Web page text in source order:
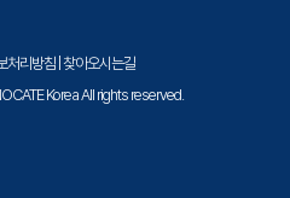
처리방침 찾아오시는길
Korea All rights reserved.